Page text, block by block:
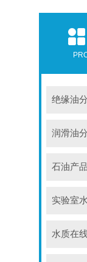
绝缘油
润滑油
石油产
实验室
水质在